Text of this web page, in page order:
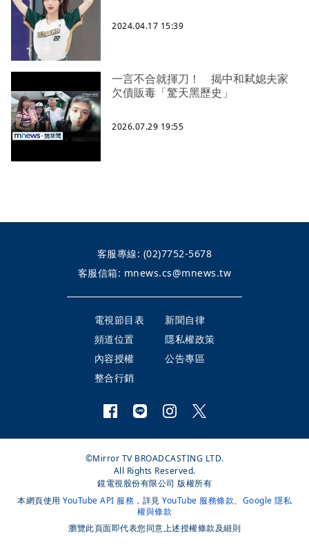
2024.04.17 15:39
一言不合就揮刀！ 揭中和弒媳夫家
欠債販毒「驚天黑歷史」
2026.07.29 19:55
客服專線: (02)7752-5678
客服信箱: mnews.cs@mnews.tw
電視節目表
新聞自律
頻道位置
隱私權政策
內容授權
公告專區
整合行銷
©Mirror TV BROADCASTING LTD.
All Rights Reserved.
鏡電視股份有限公司 版權所有
本網頁使用 YouTube API 服務 ，詳見 YouTube 服務條款、 Google 隱私
權與條款
瀏覽此頁面即代表您同意上述授權條款及細則